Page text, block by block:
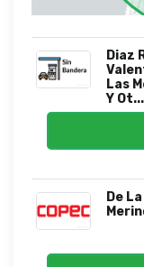
Diaz
Las
Y Ot...
De